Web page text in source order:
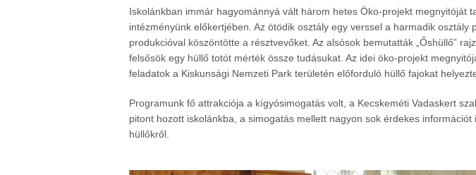
megnyitó
bejegyzéshez
Iskolánkban immár hagyománnyá vált három hetes Öko-projekt megnyitóját
intézményünk előkertjében. Az ötödik osztály egy verssel a harmadik osztály
produkcióval köszöntötte a résztvevőket. Az alsósok bemutatták „Őshüllő”
felsősök egy hüllő totót mérték össze tudásukat. Az idei öko-projekt
feladatok a Kiskunsági Nemzeti Park területén előforduló hüllő fajokat
Programunk fő attrakciója a kígyósimogatás volt, a Kecskeméti Vadaskert
pitont hozott iskolánkba, a simogatás mellett nagyon sok érdekes információt
hüllőkről.